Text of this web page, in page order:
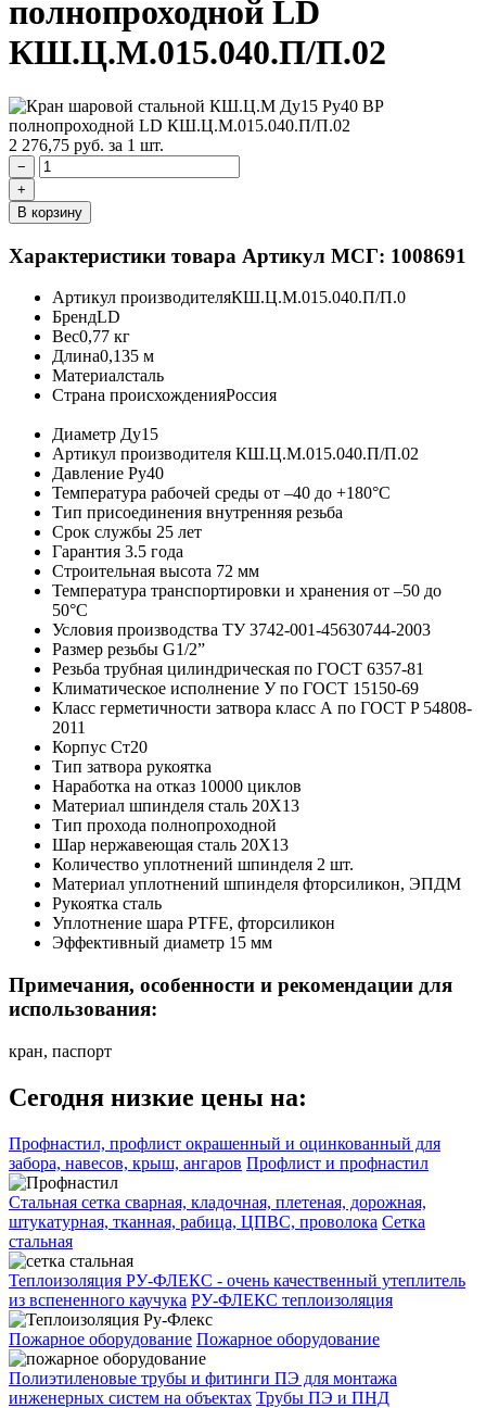
полнопроходной LD
КШ.Ц.М.015.040.П/П.02
2 276,75 руб. за 1 шт.
−
+
В корзину
Характеристики товара Артикул МСГ: 1008691
Артикул производителяКШ.Ц.М.015.040.П/П.0
БрендLD
Вес0,77 кг
Длина0,135 м
Материалсталь
Страна происхожденияРоссия
Диаметр Ду15
Артикул производителя КШ.Ц.М.015.040.П/П.02
Давление Ру40
Температура рабочей среды от –40 до +180°C
Тип присоединения внутренняя резьба
Срок службы 25 лет
Гарантия 3.5 года
Строительная высота 72 мм
Температура транспортировки и хранения от –50 до
50°C
Условия производства ТУ 3742-001-45630744-2003
Размер резьбы G1/2”
Резьба трубная цилиндрическая по ГОСТ 6357-81
Климатическое исполнение У по ГОСТ 15150-69
Класс герметичности затвора класс А по ГОСТ P 54808-
2011
Корпус Ст20
Тип затвора рукоятка
Наработка на отказ 10000 циклов
Материал шпинделя сталь 20Х13
Тип прохода полнопроходной
Шар нержавеющая сталь 20Х13
Количество уплотнений шпинделя 2 шт.
Материал уплотнений шпинделя фторсиликон, ЭПДМ
Рукоятка сталь
Уплотнение шара PTFE, фторсиликон
Эффективный диаметр 15 мм
Примечания, особенности и рекомендации для
использования:
кран, паспорт
Сегодня низкие цены на:
Профнастил, профлист окрашенный и оцинкованный для
забора, навесов, крыш, ангаров Профлист и профнастил
Стальная сетка сварная, кладочная, плетеная, дорожная,
штукатурная, тканная, рабица, ЦПВС, проволока Сетка
стальная
Теплоизоляция РУ-ФЛЕКС - очень качественный утеплитель
из вспененного каучука РУ-ФЛЕКС теплоизоляция
Пожарное оборудование Пожарное оборудование
Полиэтиленовые трубы и фитинги ПЭ для монтажа
инженерных систем на объектах Трубы ПЭ и ПНД